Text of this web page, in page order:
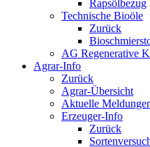
Rapsölbezug
Technische Bioöle
Zurück
AG Regenerative
Agrar-Info
Zurück
Agrar-Übersicht
Aktuelle
Erzeuger-Info
Zurück